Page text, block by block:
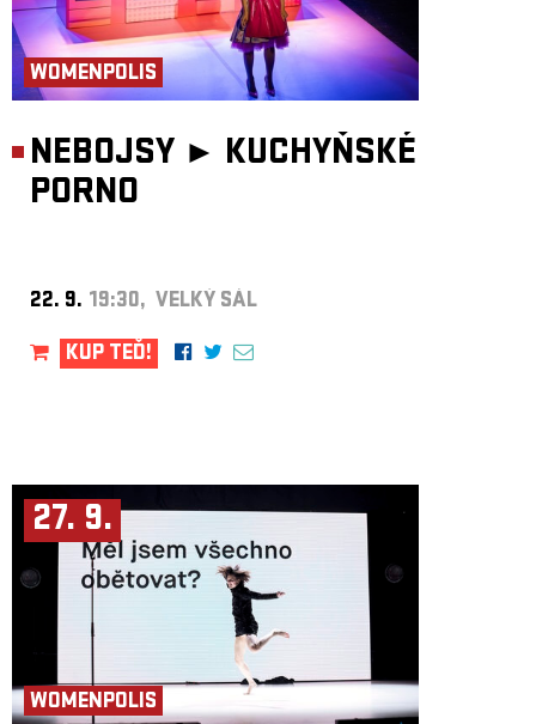
WOMENPOLIS
NEBOJSY ► KUCHYŇSKÉ
PORNO
22. 9. 19:30, VELKÝ SÁL
KUP TEĎ!
27. 9.
WOMENPOLIS